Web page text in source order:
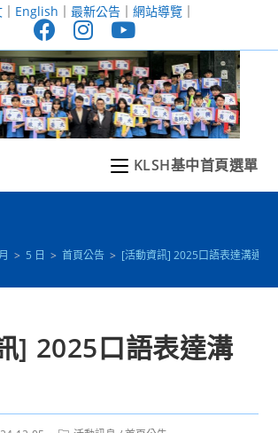
｜ English ｜ 最新公告｜ 網站導覽｜
KLSH基中首頁選單
> 5 日 > 首頁公告 > [活動資訊] 2025口語表達溝通營
] 2025口語表達溝